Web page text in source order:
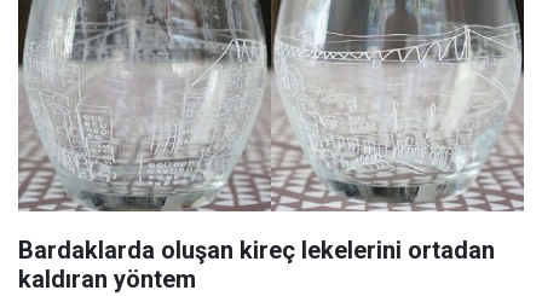
Bardaklarda oluşan kireç lekelerini ortadan
kaldıran yöntem